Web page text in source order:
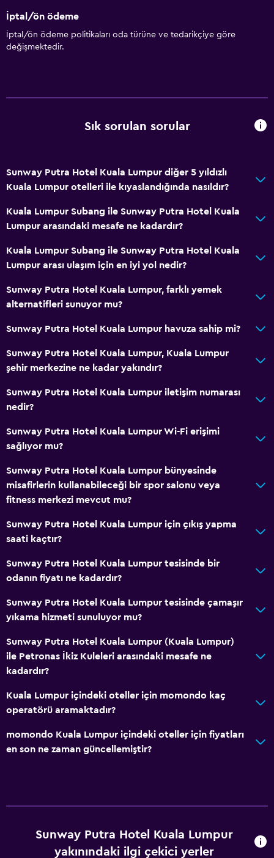
Şişe su
24 saat resepsiyon
Ücretsiz tuvalet malzemeleri
Adaptör
Vücut sabunu
Klimalı
Havlu/çarşaf (ek ücret)
Saç kremi
Genel
Terlik
Çekyat
Halı kaplı
Depo
Elektrikli su ısıtıcı
Kahve makinesi
Küçük Mutfak
Erişilebilirlik ve uygunluk
Asansörle erişilebilir
Sigara içilmez
Üst katlara asansörle erişilebilir
Tesis dışında CCTV
24 saat güvenlik
İptal/ön ödeme
İptal/ön ödeme politikaları oda türüne ve tedarikçiye göre
değişmektedir.
Sık sorulan sorular
Sunway Putra Hotel Kuala Lumpur diğer 5 yıldızlı
Kuala Lumpur otelleri ile kıyaslandığında nasıldır?
Kuala Lumpur Subang ile Sunway Putra Hotel Kuala
Lumpur arasındaki mesafe ne kadardır?
Kuala Lumpur Subang ile Sunway Putra Hotel Kuala
Lumpur arası ulaşım için en iyi yol nedir?
Sunway Putra Hotel Kuala Lumpur, farklı yemek
alternatifleri sunuyor mu?
Sunway Putra Hotel Kuala Lumpur havuza sahip mi?
Sunway Putra Hotel Kuala Lumpur, Kuala Lumpur
şehir merkezine ne kadar yakındır?
Sunway Putra Hotel Kuala Lumpur iletişim numarası
nedir?
Sunway Putra Hotel Kuala Lumpur Wi-Fi erişimi
sağlıyor mu?
Sunway Putra Hotel Kuala Lumpur bünyesinde
misafirlerin kullanabileceği bir spor salonu veya
fitness merkezi mevcut mu?
Sunway Putra Hotel Kuala Lumpur için çıkış yapma
saati kaçtır?
Sunway Putra Hotel Kuala Lumpur tesisinde bir
odanın fiyatı ne kadardır?
Sunway Putra Hotel Kuala Lumpur tesisinde çamaşır
yıkama hizmeti sunuluyor mu?
Sunway Putra Hotel Kuala Lumpur (Kuala Lumpur)
ile Petronas İkiz Kuleleri arasındaki mesafe ne
kadardır?
Kuala Lumpur içindeki oteller için momondo kaç
operatörü aramaktadır?
momondo Kuala Lumpur içindeki oteller için fiyatları
en son ne zaman güncellemiştir?
Sunway Putra Hotel Kuala Lumpur
yakınındaki ilgi çekici yerler